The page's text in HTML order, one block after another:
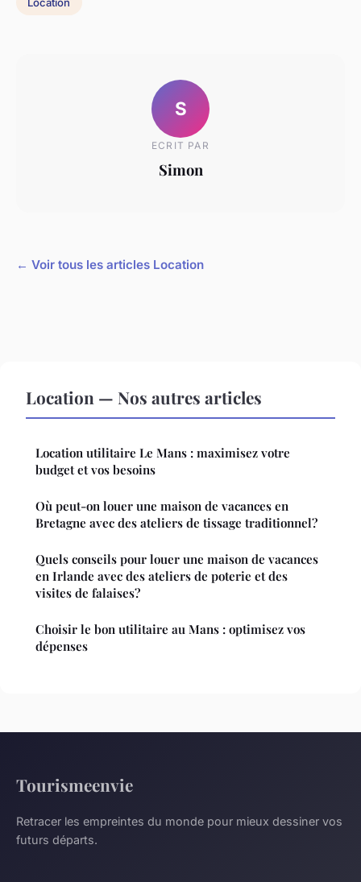
Location
S
ECRIT PAR
Simon
← Voir tous les articles Location
Location — Nos autres articles
Location utilitaire Le Mans : maximisez votre
budget et vos besoins
Où peut-on louer une maison de vacances en
Bretagne avec des ateliers de tissage traditionnel?
Quels conseils pour louer une maison de vacances
en Irlande avec des ateliers de poterie et des
visites de falaises?
Choisir le bon utilitaire au Mans : optimisez vos
dépenses
Tourismeenvie
Retracer les empreintes du monde pour mieux dessiner vos
futurs départs.